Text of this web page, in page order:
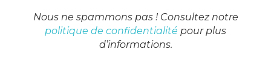
Nous ne spammons pas ! Consultez notre
politique de confidentialité pour plus
d’informations.